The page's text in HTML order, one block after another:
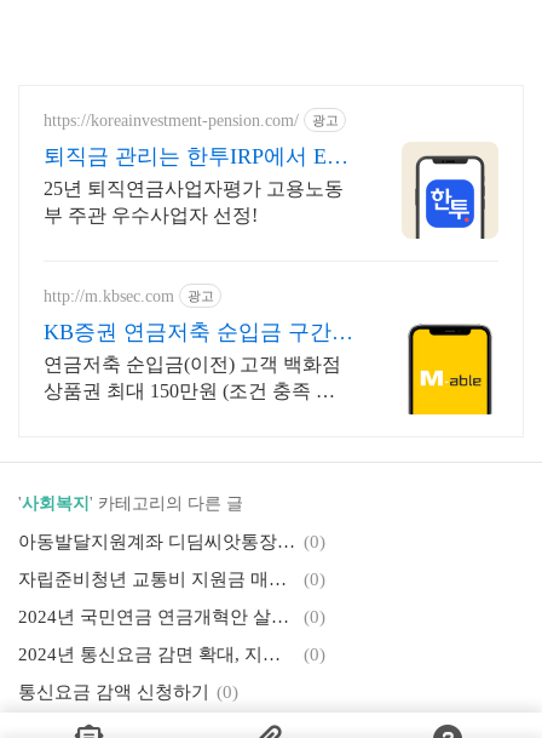
https://koreainvestment-pension.com/ 광고
퇴직금 관리는 한투IRP에서 ETF
거래수수료 무료
25년 퇴직연금사업자평가 고용노동
부 주관 우수사업자 선정!
http://m.kbsec.com 광고
KB증권 연금저축 순입금 구간별
상품권 혜택
연금저축 순입금(이전) 고객 백화점
상품권 최대 150만원 (조건 충족 시)
'사회복지 ' 카테고리의 다른 글
아동발달지원계좌 디딤씨앗통장 지원대상 신청방법 (0)
자립준비청년 교통비 지원금 매월 6만원 신청
(0)
2024년 국민연금 연금개혁안 살펴보기
(0)
2024년 통신요금 감면 확대, 지원대상 지원내용 신청방법
(0)
통신요금 감액 신청하기
(0)